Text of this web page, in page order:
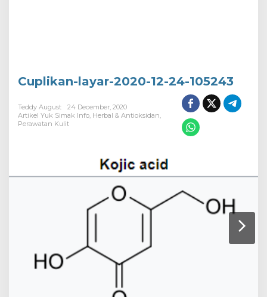
Cuplikan-layar-2020-12-24-105243
Teddy August
24 December, 2020
Artikel Yuk Simak Info, Herbal & Antioksidan,
Perawatan Kulit